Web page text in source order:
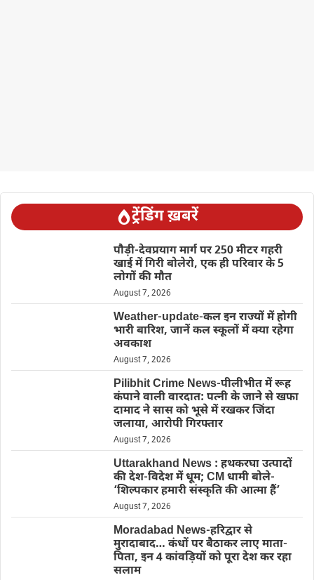
ट्रेंडिंग ख़बरें
पौड़ी-देवप्रयाग मार्ग पर 250 मीटर गहरी
खाई में गिरी बोलेरो, एक ही परिवार के 5
लोगों की मौत
August 7, 2026
Weather-update-कल इन राज्यों में होगी
भारी बारिश, जानें कल स्कूलों में क्या रहेगा
अवकाश
August 7, 2026
Pilibhit Crime News-पीलीभीत में रूह
कंपाने वाली वारदात: पत्नी के जाने से खफा
दामाद ने सास को भूसे में रखकर जिंदा
जलाया, आरोपी गिरफ्तार
August 7, 2026
Uttarakhand News : हथकरघा उत्पादों
की देश-विदेश में धूम; CM धामी बोले-
‘शिल्पकार हमारी संस्कृति की आत्मा हैं’
August 7, 2026
Moradabad News-हरिद्वार से
मुरादाबाद… कंधों पर बैठाकर लाए माता-
पिता, इन 4 कांवड़ियों को पूरा देश कर रहा
सलाम